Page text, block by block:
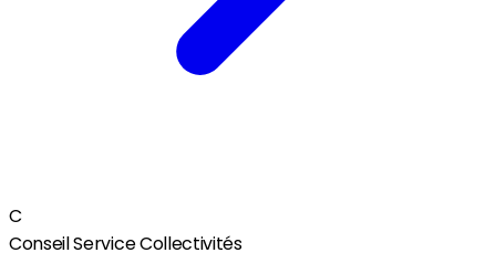
C
Conseil Service Collectivités